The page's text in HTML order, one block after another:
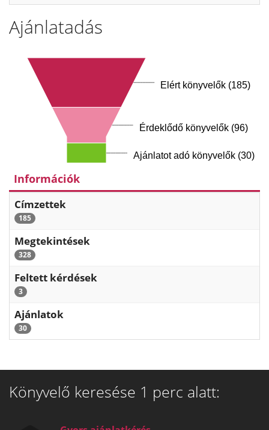
Ajánlatadás
Elért könyvelők (185)
Érdeklődő könyvelők (96)
Ajánlatot adó könyvelők (30)
Információk
Címzettek
185
Megtekintések
328
Feltett kérdések
3
Ajánlatok
30
Könyvelő keresése 1 perc alatt: